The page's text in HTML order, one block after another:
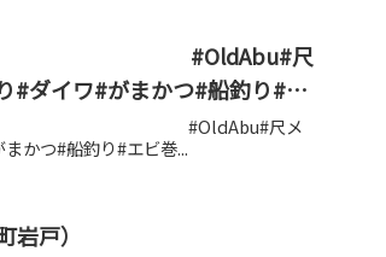
尺
#ダイワ#がまかつ#船釣り#エ
た #OldAbu#尺メ
かつ#船釣り#エビ巻...
岩戸）